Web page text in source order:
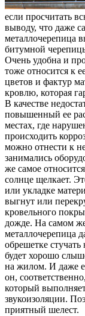
если просчитать
выводу, что даже
металлочерепица
битумной
Очень удобна и
тоже относится к
цветов и фактур
кровлю, которая
В качестве
повышенный ее
местах, где
происходить
можно отнести к
занимались
же самое
солнце щелкает.
или укладке
выгнут или
кровельного
дожде. На самом
металлочерепица
обрешетке
будет хорошо
на жилом. И даже
он,
который
звукоизоляции.
приятный шелест.